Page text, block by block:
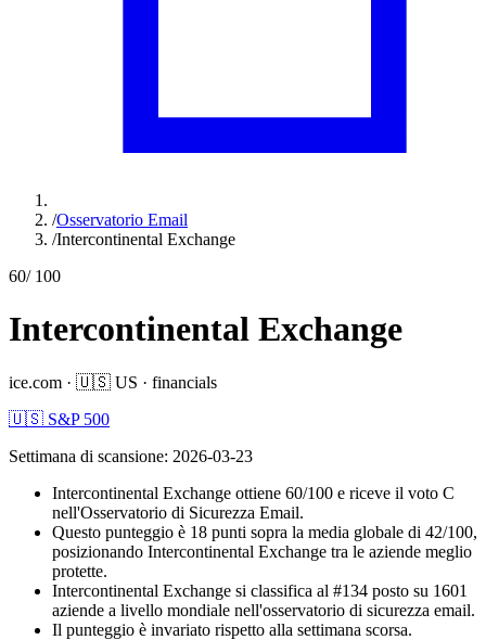
/Osservatorio Email
/Intercontinental Exchange
60/ 100
Intercontinental Exchange
ice.com · 🇺🇸 US · financials
🇺🇸 S&P 500
Settimana di scansione: 2026-03-23
Intercontinental Exchange ottiene 60/100 e riceve il voto C
nell'Osservatorio di Sicurezza Email.
Questo punteggio è 18 punti sopra la media globale di 42/100,
posizionando Intercontinental Exchange tra le aziende meglio
protette.
Intercontinental Exchange si classifica al #134 posto su 1601
aziende a livello mondiale nell'osservatorio di sicurezza email.
Il punteggio è invariato rispetto alla settimana scorsa.